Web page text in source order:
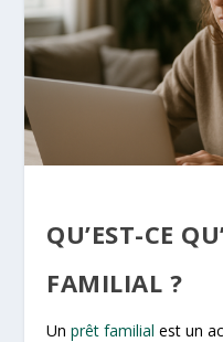
QU’EST-CE
FAMILIAL ?
Unprêt familial est un